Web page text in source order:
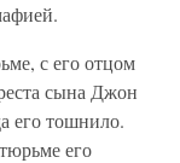
с его отцом
сына Джон
его тошнило.
его